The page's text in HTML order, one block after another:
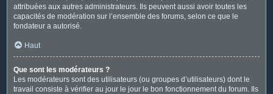
attribuées aux autres administrateurs. Ils peuvent aussi avoir toutes les
capacités de modération sur l’ensemble des forums, selon ce que le
fondateur a autorisé.
Haut
Que sont les modérateurs ?
Les modérateurs sont des utilisateurs (ou groupes d’utilisateurs) dont le
travail consiste à vérifier au jour le jour le bon fonctionnement du forum. Ils